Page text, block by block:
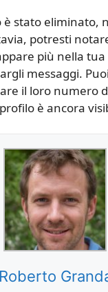
è stato eliminato,
potresti
più nella tua
messaggi.
il loro numero
è ancora
Roberto